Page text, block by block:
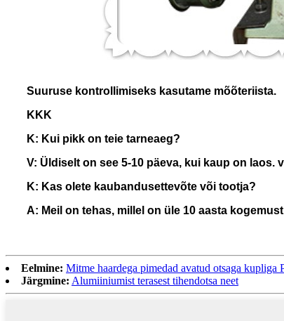
Suuruse kontrollimiseks kasutame mõõteriista.
KKK
K: Kui pikk on teie tarneaeg?
V: Üldiselt on see 5-10 päeva, kui kaup on
K: Kas olete kaubandusettevõte või tootja?
A: Meil ​​on tehas, millel on üle 10 aasta
Eelmine: Mitme haardega pimedad avatud otsaga kupliga
Järgmine: Alumiiniumist terasest tihendotsa neet